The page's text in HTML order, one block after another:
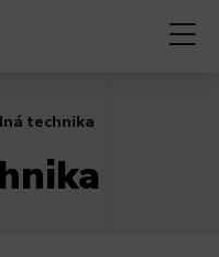
technika